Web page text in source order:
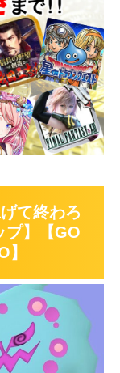
て終わろ
プ】【GO